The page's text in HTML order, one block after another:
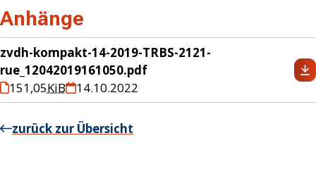
Anhänge
zvdh-kompakt-14-2019-TRBS-2121-
rue_12042019161050.pdf
151,05KiB 14.10.2022
zurück zur Übersicht